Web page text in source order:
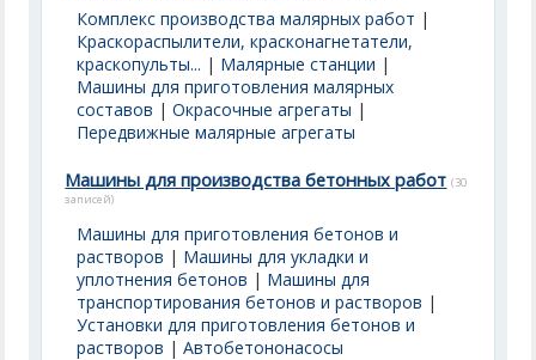
Комплекс производства малярных работ |
Краскораспылители, красконагнетатели,
краскопульты... | Малярные станции |
Машины для приготовления малярных
составов |Окрасочные агрегаты |
Передвижные малярные агрегаты
Машины для производства бетонных работ (30
записей)
Машины для приготовления бетонов и
растворов | Машины для укладки и
уплотнения бетонов | Машины для
транспортирования бетонов и растворов |
Установки для приготовления бетонов и
растворов |Автобетононасосы